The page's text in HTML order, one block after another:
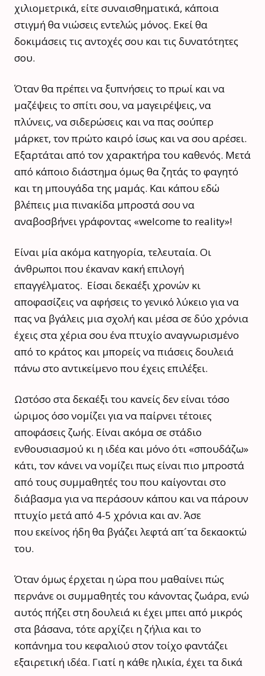
χιλιομετρικά, είτε συναισθηματικά, κάποια
στιγμή θα νιώσεις εντελώς μόνος. Εκεί θα
δοκιμάσεις τις αντοχές σου και τις δυνατότητες
σου.
Όταν θα πρέπει να ξυπνήσεις το πρωί και να
μαζέψεις το σπίτι σου, να μαγειρέψεις, να
πλύνεις, να σιδερώσεις και να πας σούπερ
μάρκετ, τον πρώτο καιρό ίσως και να σου αρέσει.
Εξαρτάται από τον χαρακτήρα του καθενός. Μετά
από κάποιο διάστημα όμως θα ζητάς το φαγητό
και τη μπουγάδα της μαμάς. Και κάπου εδώ
βλέπεις μια πινακίδα μπροστά σου να
αναβοσβήνει γράφοντας «welcome to reality»!
Είναι μία ακόμα κατηγορία, τελευταία. Οι
άνθρωποι που έκαναν κακή επιλογή
επαγγέλματος. Είσαι δεκαέξι χρονών κι
αποφασίζεις να αφήσεις το γενικό λύκειο για να
πας να βγάλεις μια σχολή και μέσα σε δύο χρόνια
έχεις στα χέρια σου ένα πτυχίο αναγνωρισμένο
από το κράτος και μπορείς να πιάσεις δουλειά
πάνω στο αντικείμενο που έχεις επιλέξει.
Ωστόσο στα δεκαέξι του κανείς δεν είναι τόσο
ώριμος όσο νομίζει για να παίρνει τέτοιες
αποφάσεις ζωής. Είναι ακόμα σε στάδιο
ενθουσιασμού κι η ιδέα και μόνο ότι «σπουδάζω»
κάτι, τον κάνει να νομίζει πως είναι πιο μπροστά
από τους συμμαθητές του που καίγονται στο
διάβασμα για να περάσουν κάπου και να πάρουν
πτυχίο μετά από 4-5 χρόνια και αν. Άσε
που εκείνος ήδη θα βγάζει λεφτά απ´τα δεκαοκτώ
του.
Όταν όμως έρχεται η ώρα που μαθαίνει πώς
περνάνε οι συμμαθητές του κάνοντας ζωάρα, ενώ
αυτός πήζει στη δουλειά κι έχει μπει από μικρός
στα βάσανα, τότε αρχίζει η ζήλια και το
κοπάνημα του κεφαλιού στον τοίχο φαντάζει
εξαιρετική ιδέα. Γιατί η κάθε ηλικία, έχει τα δικά